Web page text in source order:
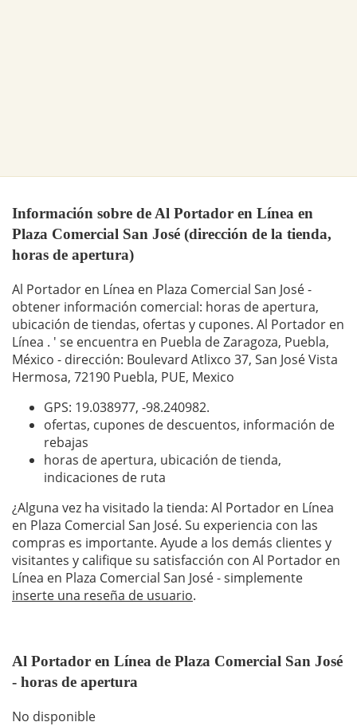
Información sobre de Al Portador en Línea en
Plaza Comercial San José (dirección de la tienda,
horas de apertura)
Al Portador en Línea en Plaza Comercial San José -
obtener información comercial: horas de apertura,
ubicación de tiendas, ofertas y cupones. Al Portador en
Línea . ' se encuentra en Puebla de Zaragoza, Puebla,
México - dirección: Boulevard Atlixco 37, San José Vista
Hermosa, 72190 Puebla, PUE, Mexico
GPS: 19.038977, -98.240982.
ofertas, cupones de descuentos, información de
rebajas
horas de apertura, ubicación de tienda,
indicaciones de ruta
¿Alguna vez ha visitado la tienda: Al Portador en Línea
en Plaza Comercial San José. Su experiencia con las
compras es importante. Ayude a los demás clientes y
visitantes y califique su satisfacción con Al Portador en
Línea en Plaza Comercial San José - simplemente
inserte una reseña de usuario.
Al Portador en Línea de Plaza Comercial San José
- horas de apertura
No disponible